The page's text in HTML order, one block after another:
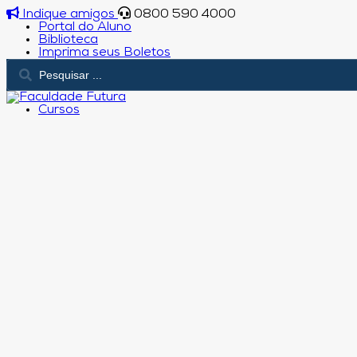
Indique amigos
0800 590 4000
Portal do Aluno
Biblioteca
Imprima seus Boletos
Cursos